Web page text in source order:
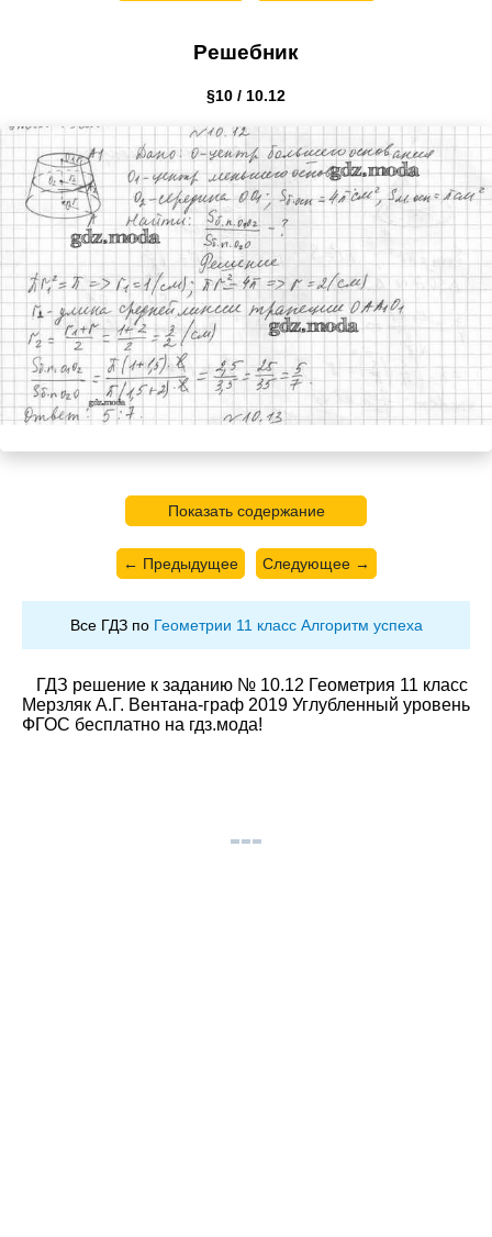
Решебник
§10 / 10.12
Показать содержание
← Предыдущее Следующее →
Все ГДЗ по Геометрии 11 класс Алгоритм успеха
ГДЗ решение к заданию № 10.12 Геометрия 11 класс
Мерзляк А.Г. Вентана-граф 2019 Углубленный уровень
ФГОС бесплатно на гдз.мода!